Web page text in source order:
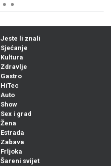
Jeste li znali
Sjećanje
Kultura
Zdravlje
Gastro
HiTec
Auto
Show
Sex i grad
Žena
Estrada
Zabava
Frljoka
Šareni svijet